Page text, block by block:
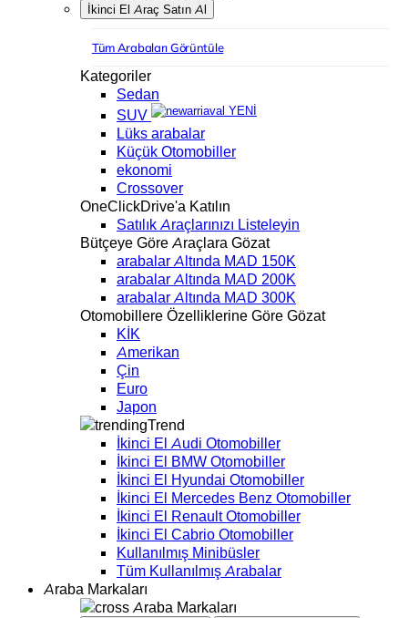
İkinci El Araç Satın Al
Tüm Arabaları Görüntüle
Kategoriler
Sedan
SUV
YENİ
Lüks arabalar
Küçük Otomobiller
ekonomi
Crossover
OneClickDrive'a Katılın
Satılık Araçlarınızı Listeleyin
Bütçeye Göre Araçlara Gözat
arabalar Altında MAD 150K
arabalar Altında MAD 200K
arabalar Altında MAD 300K
Otomobillere Özelliklerine Göre Gözat
KİK
Amerikan
Çin
Euro
Japon
Trend
İkinci El Audi Otomobiller
İkinci El BMW Otomobiller
İkinci El Hyundai Otomobiller
İkinci El Mercedes Benz Otomobiller
İkinci El Renault Otomobiller
İkinci El Cabrio Otomobiller
Kullanılmış Minibüsler
Tüm Kullanılmış Arabalar
Araba Markaları
Araba Markaları